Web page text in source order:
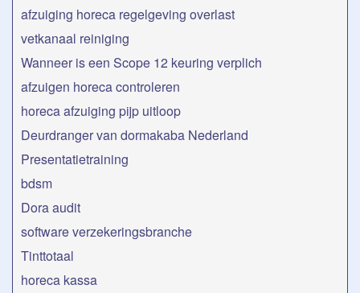
afzuiging horeca regelgeving overlast
vetkanaal reiniging
Wanneer is een Scope 12 keuring verplich
afzuigen horeca controleren
horeca afzuiging pijp uitloop
Deurdranger van dormakaba Nederland
Presentatietraining
bdsm
Dora audit
software verzekeringsbranche
Tinttotaal
horeca kassa